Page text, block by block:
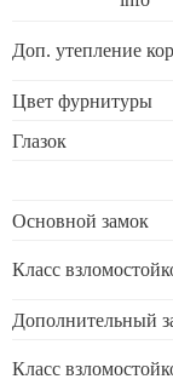
Доп. утепление
Цвет фурнитуры
Глазок
Основной замок
Класс
Дополнительный
Класс